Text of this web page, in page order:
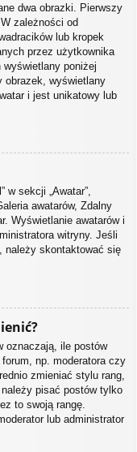
dwa obrazki. Pierwszy
zależności od
lub kropek
przez użytkownika
poniżej
obrazek, wyświetlany
i jest unikatowy lub
w sekcji „Awatar”,
awatarów, Zdalny
Wyświetlanie awatarów i
witryny. Jeśli
należy skontaktować się
oznaczają, ile postów
np. moderatora czy
zmieniać stylu rang,
pisać postów tylko
to swoją rangę.
lub administrator